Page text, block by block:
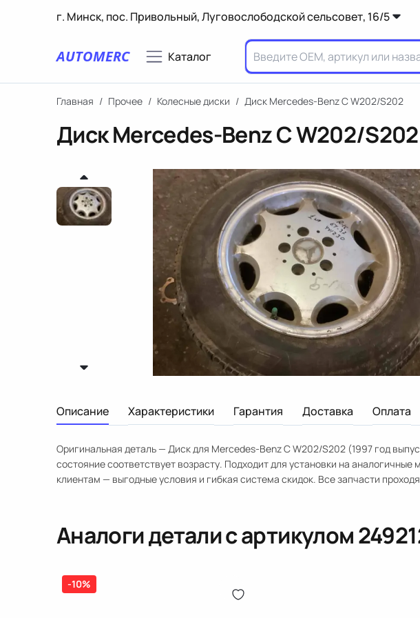
г. Минск, пос. Привольный, Луговослободской сельсовет, 16/5
AUTOMERC Каталог
Главная / Прочее / Колесные диски / Диск Mercedes-Benz C W202/S202
Диск Mercedes-Benz C W202/S202
Описание Характеристики Гарантия Доставка Оплата
Оригинальная деталь — Диск для Mercedes-Benz C W202/S202 (1997 год
состояние соответствует возрасту. Подходит для установки на
клиентам — выгодные условия и гибкая система скидок. Все запчасти
Аналоги детали с артикулом
-10%